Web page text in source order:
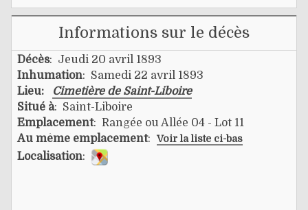
Informations sur le décès
Décès: Jeudi 20 avril 1893
Inhumation: Samedi 22 avril 1893
Lieu:
Cimetière de Saint-Liboire
Situé à: Saint-Liboire
Emplacement: Rangée ou Allée 04 - Lot 11
Au même emplacement: Voir la liste ci-bas
Localisation: